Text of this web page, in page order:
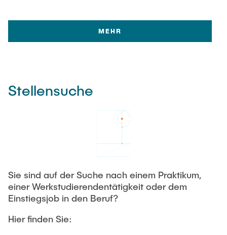
MEHR
Stellensuche
Sie sind auf der Suche nach einem Praktikum,
einer Werkstudierendentätigkeit oder dem
Einstiegsjob in den Beruf?
Hier finden Sie: